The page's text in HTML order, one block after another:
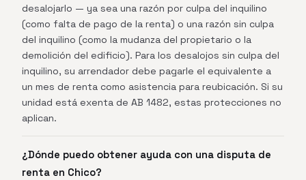
desalojarlo — ya sea una razón por culpa del inquilino
(como falta de pago de la renta) o una razón sin culpa
del inquilino (como la mudanza del propietario o la
demolición del edificio). Para los desalojos sin culpa del
inquilino, su arrendador debe pagarle el equivalente a
un mes de renta como asistencia para reubicación. Si su
unidad está exenta de AB 1482, estas protecciones no
aplican.
¿Dónde puedo obtener ayuda con una disputa de
renta en Chico?